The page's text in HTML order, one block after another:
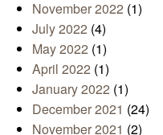
November 2022 (1)
July 2022 (4)
May 2022 (1)
April 2022 (1)
January 2022 (1)
December 2021 (24)
November 2021 (2)